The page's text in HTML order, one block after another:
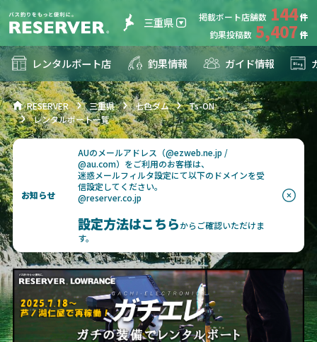
三重県 掲載ボート店舗数 144
釣果投稿数 5,407
レンタルボート店 釣果情報 ガイド情報
RESERVER 三重県 七色ダム
Ts-ON
レンタルボート一覧
お知らせ
AUのメールアドレス（@ezweb.ne.jp /
@au.com）をご利用のお客様は、
迷惑メールフィルタ設定にて以下のドメインを受
信設定してください。
@reserver.co.jp
設定方法はこちらからご確認いただけま
す。